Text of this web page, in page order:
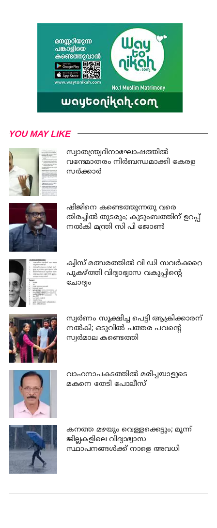
YOU MAY LIKE
സ്വാതന്ത്ര്യദിനാഘോഷത്തില്‍
വന്ദേമാതരം നിര്‍ബന്ധമാക്കി കേരള
സര്‍ക്കാര്‍
ഷിജിനെ കണ്ടെത്തുന്നതു വരെ
തിരച്ചില്‍ തുടരും; കുടുംബത്തിന് ഉറപ്പ്
നല്‍കി മന്ത്രി സി പി ജോണ്‍
ക്വിസ് മത്സരത്തില്‍ വി ഡി സവര്‍ക്കറെ
പുകഴ്ത്തി വിദ്യാഭ്യാസ വകുപ്പിന്റെ
ചോദ്യം
സ്വര്‍ണം സൂക്ഷിച്ച പെട്ടി ആക്രിക്കാരന്
നല്‍കി; ഒടുവില്‍ പത്തര പവന്റെ
സ്വര്‍മാല കണ്ടെത്തി
വാഹനാപകടത്തില്‍ മരിച്ചയാളുടെ
മകനെ തേടി പോലീസ്
കനത്ത മഴയും വെള്ളക്കെട്ടും; മൂന്ന്‌
ജില്ലകളിലെ വിദ്യാഭ്യാസ
സ്ഥാപനങ്ങള്‍ക്ക് നാളെ അവധി